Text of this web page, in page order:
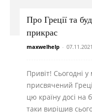
Про Греції та
прикрас
maxwelhelp - 07.11.2021
Привіт! Сьогодні
присвячений
цю країну досі на
таки вирішив